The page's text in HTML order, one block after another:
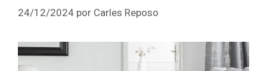
24/12/2024 por Carles Reposo